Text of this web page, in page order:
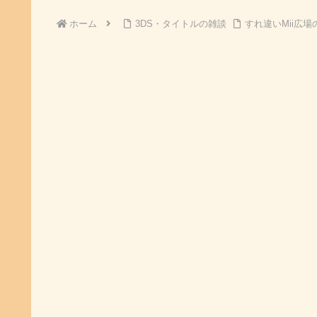
ホーム 3DS・タイトルの雑談 すれ違いMii広場